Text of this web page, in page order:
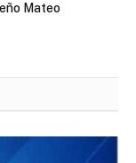
Mateo